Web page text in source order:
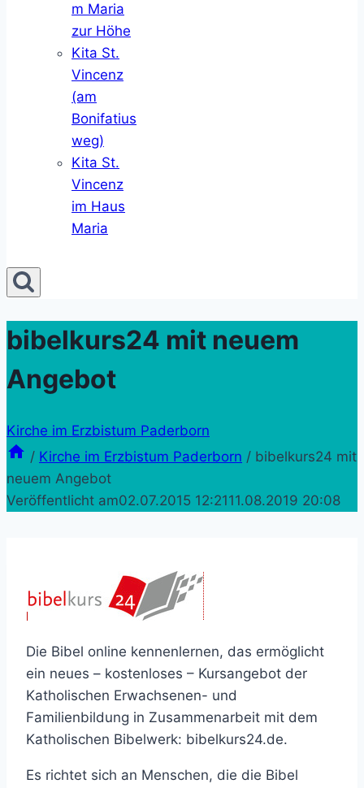
m Maria
zur Höhe
Kita St.
Vincenz
(am
Bonifatius
weg)
Kita St.
Vincenz
im Haus
Maria
bibelkurs24 mit neuem
Angebot
Kirche im Erzbistum Paderborn
/ Kirche im Erzbistum Paderborn / bibelkurs24 mit
neuem Angebot
Veröffentlicht am02.07.2015 12:2111.08.2019 20:08
Die Bibel online kennenlernen, das ermöglicht
ein neues – kostenloses – Kursangebot der
Katholischen Erwachsenen- und
Familienbildung in Zusammenarbeit mit dem
Katholischen Bibelwerk: bibelkurs24.de.
Es richtet sich an Menschen, die die Bibel